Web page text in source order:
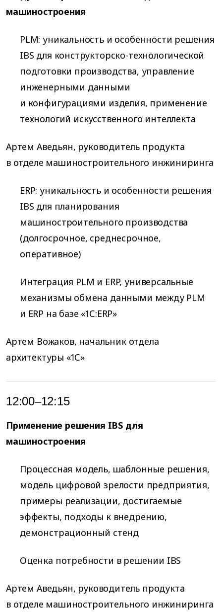
машиностроения
PLM: уникальность и особенности решения
IBS для конструкторско-технологической
подготовки производства, управление
инженерными данными
и конфигурациями изделия, применение
технологий искусственного интеллекта
Артем Аведьян, руководитель продукта
в отделе машиностроительного инжиниринга
ERP: уникальность и особенности решения
IBS для планирования
машиностроительного производства
(долгосрочное, среднесрочное,
оперативное)
Интеграция PLM и ERP, универсальные
механизмы обмена данными между PLM
и ERP на базе «1С:ERP»
Артем Вожаков, начальник отдела
архитектуры «1С»
12:00–12:15
Применение решения IBS для
машиностроения
Процессная модель, шаблонные решения,
модель цифровой зрелости предприятия,
примеры реализации, достигаемые
эффекты, подходы к внедрению,
демонстрационный стенд
Оценка потребности в решении IBS
Артем Аведьян, руководитель продукта
в отделе машиностроительного инжиниринга